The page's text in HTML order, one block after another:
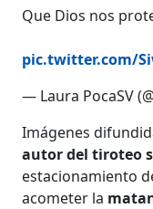
Que Dios nos
pic.twitter.com/
— Laura PocaSV
Imágenes
autor del tiroteo
estacionamiento
acometer la